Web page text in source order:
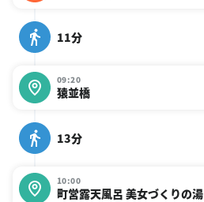
11分
09:20
猿並橋
13分
10:00
町営露天風呂 美女づくりの湯